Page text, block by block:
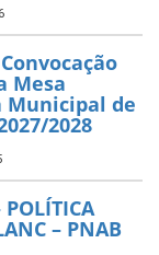
Mesa
Municipal de
2028
POLÍTICA
– PNAB